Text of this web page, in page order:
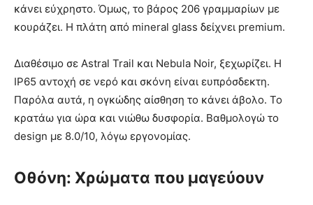
κάνει εύχρηστο. Όμως, το βάρος 206 γραμμαρίων με
κουράζει. Η πλάτη από mineral glass δείχνει premium.
Διαθέσιμο σε Astral Trail και Nebula Noir, ξεχωρίζει. Η
IP65 αντοχή σε νερό και σκόνη είναι ευπρόσδεκτη.
Παρόλα αυτά, η ογκώδης αίσθηση το κάνει άβολο. Το
κρατάω για ώρα και νιώθω δυσφορία. Βαθμολογώ το
design με 8.0/10, λόγω εργονομίας.
Οθόνη: Χρώματα που μαγεύουν